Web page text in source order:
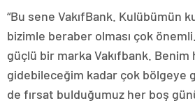
“Bu sene VakıfBank. Kulübümün
bizimle beraber olması çok
güçlü bir marka Vakıfbank. Benim
gidebileceğim kadar çok bölgeye
de fırsat bulduğumuz her boş